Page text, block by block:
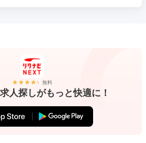
無料
人探しがもっと快適に！